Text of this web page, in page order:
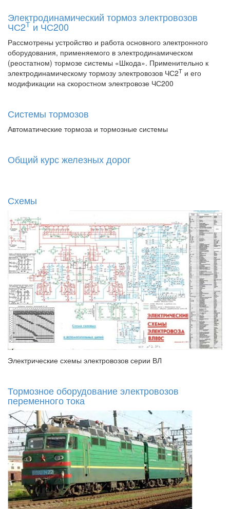
Электродинамический тормоз электровозов
ЧС2Т и ЧС200
Рассмотрены устройство и работа основного электронного
оборудования, применяемого в электродинамическом
(реостатном) тормозе системы «Шкода». Применительно к
электродинамическому тормозу электровозов ЧС2Т и его
модификации на скоростном электровозе ЧС200
Системы тормозов
Автоматические тормоза и тормозные системы
Общий курс железных дорог
Схемы
Электрические схемы электровозов серии ВЛ
Тормозное оборудование электровозов
переменного тока